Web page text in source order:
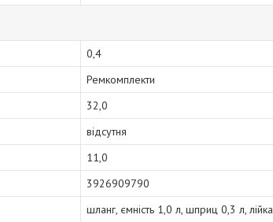
0,4
Ремкомплекти
32,0
відсутня
11,0
3926909790
шланг, ємність 1,0 л, шприц 0,3 л, лійка